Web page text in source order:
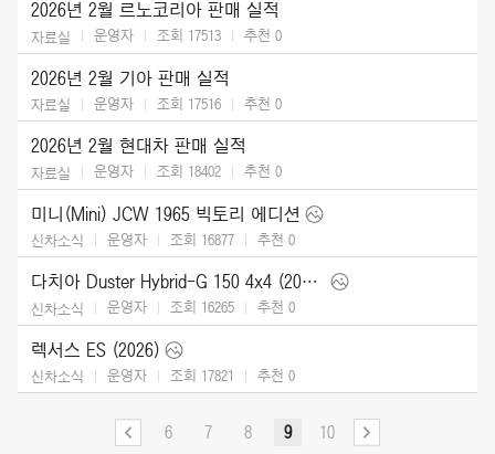
2026년 2월 르노코리아 판매 실적
자료실 운영자 조회 17513 추천 0
2026년 2월 기아 판매 실적
자료실 운영자 조회 17516 추천 0
2026년 2월 현대차 판매 실적
자료실 운영자 조회 18402 추천 0
미니(Mini) JCW 1965 빅토리 에디션
신차소식 운영자 조회 16877 추천 0
다치아 Duster Hybrid-G 150 4x4 (2026)
신차소식 운영자 조회 16265 추천 0
렉서스 ES (2026)
신차소식 운영자 조회 17821 추천 0
6 7 8 9 10